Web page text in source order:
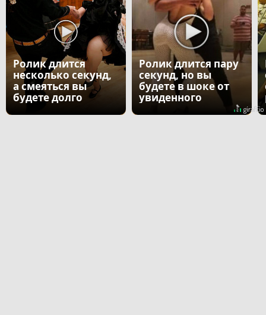
Ролик длится
несколько секунд,
а смеяться вы
будете долго
Ролик длится пару
секунд, но вы
будете в шоке от
увиденного